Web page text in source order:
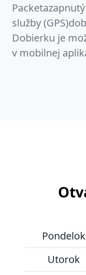
služby
Dobierku je
v mobilnej
Pondelok
Utorok